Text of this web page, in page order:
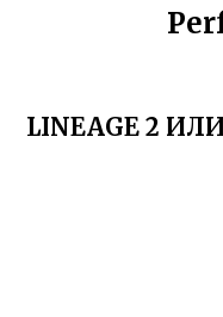
LINEAGE 2 ИЛИ